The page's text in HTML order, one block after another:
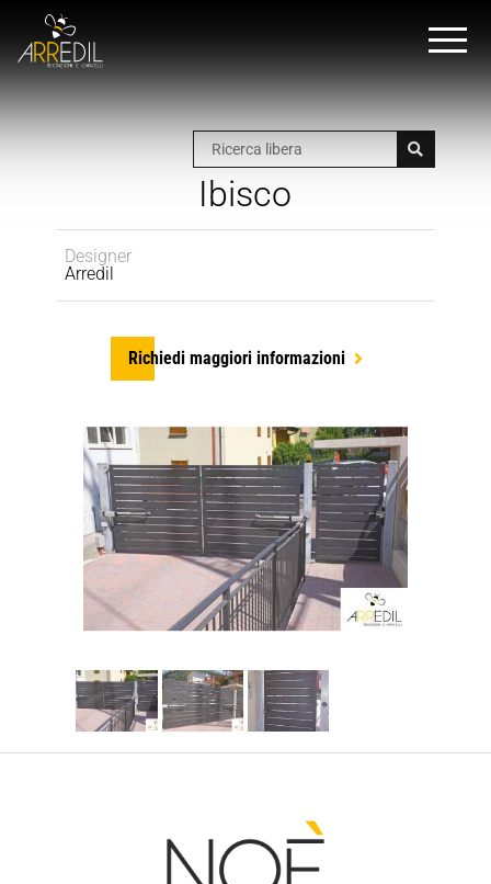
Ibisco
Designer
Arredil
Richiedi maggiori informazioni